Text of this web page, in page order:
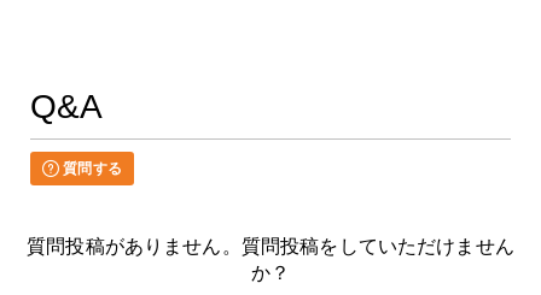
Q&A
質問する
質問投稿がありません。質問投稿をしていただけません
か？